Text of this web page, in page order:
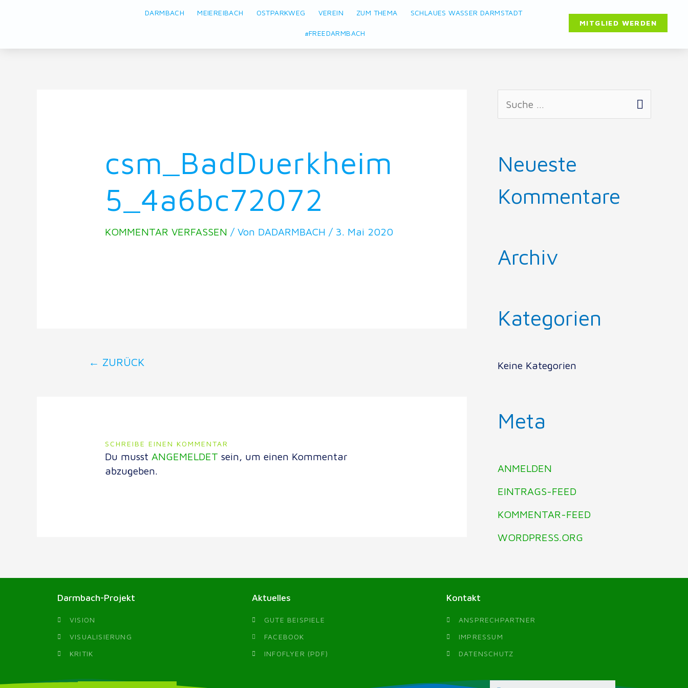
DARMBACH MEIEREIBACH OSTPARKWEG VEREIN ZUM THEMA SCHLAUES WASSER DARMSTADT
#FREEDARMBACH
MITGLIED WERDEN
csm_BadDuerkheim
5_4a6bc72072
KOMMENTAR VERFASSEN / Von DADARMBACH / 3. Mai 2020
← ZURÜCK
SCHREIBE EINEN KOMMENTAR
Du musst ANGEMELDET sein, um einen Kommentar
abzugeben.
Neueste
Kommentare
Archiv
Kategorien
Keine Kategorien
Meta
ANMELDEN
EINTRAGS-FEED
KOMMENTAR-FEED
WORDPRESS.ORG
Darmbach-Projekt
VISION
VISUALISIERUNG
KRITIK
Aktuelles
GUTE BEISPIELE
FACEBOOK
INFOFLYER (PDF)
Kontakt
ANSPRECHPARTNER
IMPRESSUM
DATENSCHUTZ